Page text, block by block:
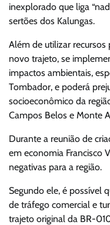
inexplorado que liga
sertões dos Kalungas.
Além de utilizar recursos
novo trajeto, se
impactos ambientais,
Tombador, e poderá
socioeconômico da
Campos Belos e Monte
Durante a reunião de
em economia Francisco
negativas para a região.
Segundo ele, é possível
de tráfego comercial e
trajeto original da BR-